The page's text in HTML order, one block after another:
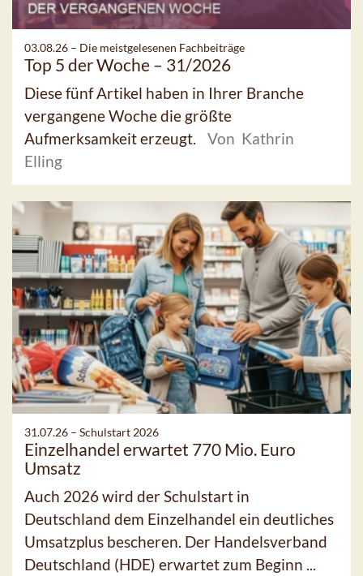
03.08.26 – Die meistgelesenen Fachbeiträge
Top 5 der Woche – 31/2026
Diese fünf Artikel haben in Ihrer Branche
vergangene Woche die größte
Aufmerksamkeit erzeugt.
Von Kathrin
Elling
31.07.26 – Schulstart 2026
Einzelhandel erwartet 770 Mio. Euro
Umsatz
Auch 2026 wird der Schulstart in
Deutschland dem Einzelhandel ein deutliches
Umsatzplus bescheren. Der Handelsverband
Deutschland (HDE) erwartet zum Beginn ...